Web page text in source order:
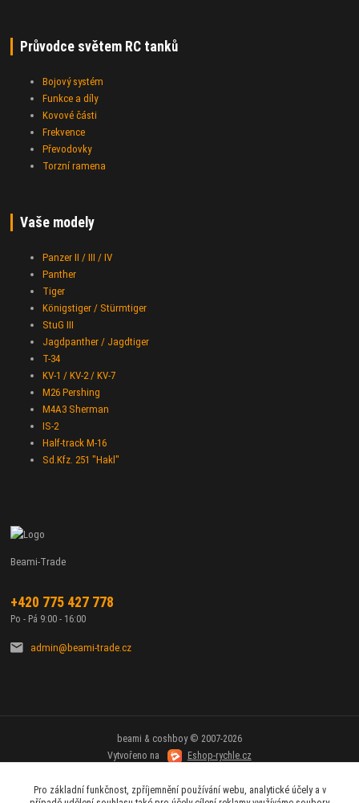
Průvodce světem RC tanků
Bojový systém
Funkce a díly
Kovové části
Frekvence
Převodovky
Torzní ramena
Vaše modely
Panzer II / III / IV
Panther
Tiger
Königstiger / Stürmtiger
StuG III
Jagdpanther / Jagdtiger
T-34
KV-1 / KV-2 / KV-7
M26 Pershing
M4A3 Sherman
IS-2
Half-track M-16
Sd.Kfz. 251 "Hakl"
Beami-Trade
+420 775 427 778
Po - Pá 9:00 - 16:00
admin@beami-trade.cz
beami & coshboy © 2007-2026
Vytvořeno na
Eshop-rychle.cz
Pro základní funkčnost, zpříjemnění používání webu, analytické účely a v